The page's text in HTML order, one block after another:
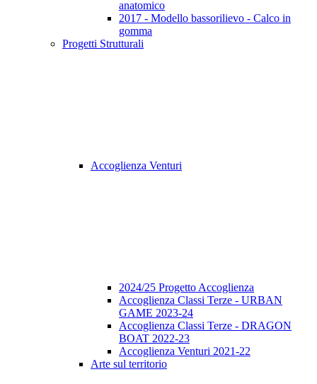
anatomico
2017 - Modello bassorilievo - Calco in
gomma
Progetti Strutturali
Accoglienza Venturi
2024/25 Progetto Accoglienza
Accoglienza Classi Terze - URBAN
GAME 2023-24
Accoglienza Classi Terze - DRAGON
BOAT 2022-23
Accoglienza Venturi 2021-22
Arte sul territorio